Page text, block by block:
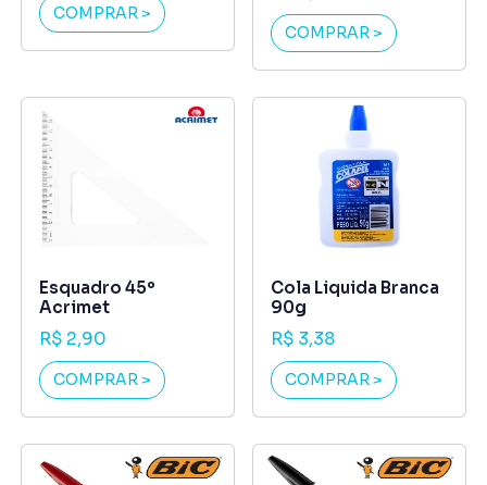
COMPRAR >
COMPRAR >
Esquadro 45º
Acrimet
R$ 2,90
COMPRAR >
Cola Liquida Branca
90g
R$ 3,38
COMPRAR >